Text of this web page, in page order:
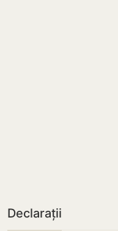
Declarații